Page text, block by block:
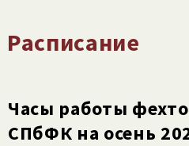
Расписание
Часы работы
СПбФК на осень